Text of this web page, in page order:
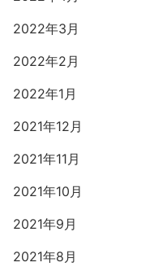
2022年3月
2022年2月
2022年1月
2021年12月
2021年11月
2021年10月
2021年9月
2021年8月